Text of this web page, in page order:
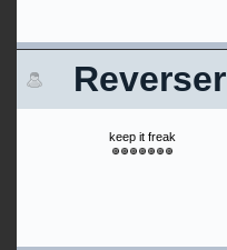
Reverser
keep it freak